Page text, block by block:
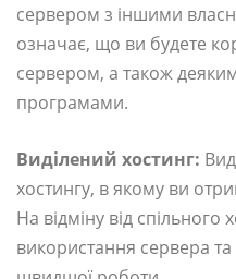
сервером з іншими
означає, що ви будете
сервером, а також
програмами.
Виділений хостинг:
хостингу, в якому ви
На відміну від спільного
використання сервера